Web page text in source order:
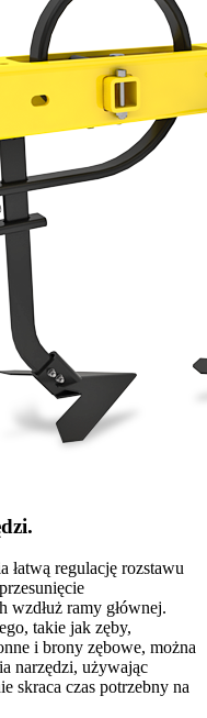
regulację rozstawu
wzdłuż ramy głównej.
takie jak zęby,
i brony zębowe, można
narzędzi, używając
skraca czas potrzebny na